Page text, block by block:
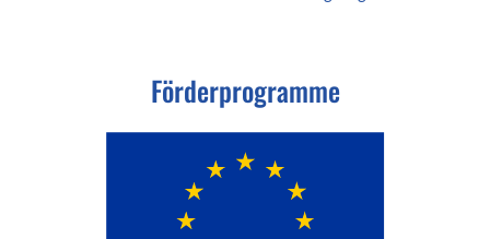
Förderprogramme